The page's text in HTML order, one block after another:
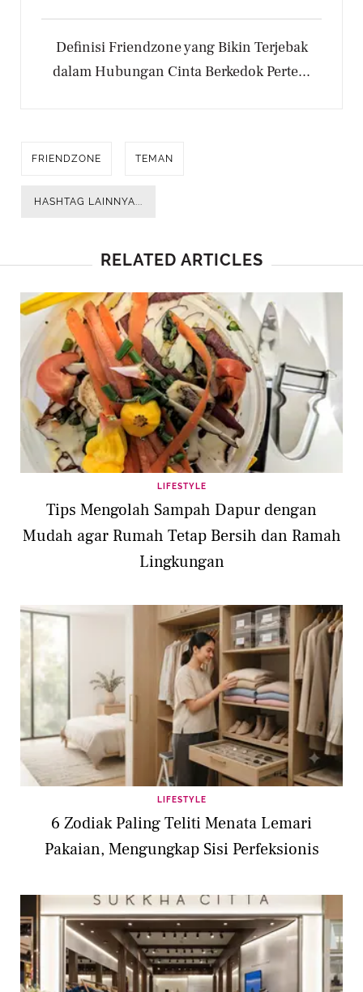
Definisi Friendzone yang Bikin Terjebak
dalam Hubungan Cinta Berkedok Perte...
FRIENDZONE TEMAN
HASHTAG LAINNYA...
RELATED ARTICLES
LIFESTYLE
Tips Mengolah Sampah Dapur dengan
Mudah agar Rumah Tetap Bersih dan Ramah
Lingkungan
LIFESTYLE
6 Zodiak Paling Teliti Menata Lemari
Pakaian, Mengungkap Sisi Perfeksionis